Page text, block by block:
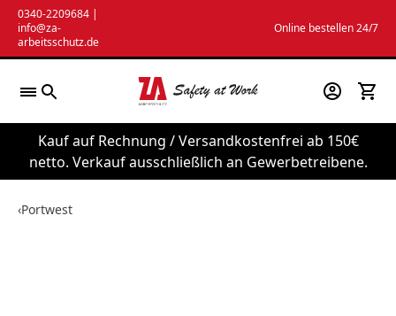
Zum
Inhalt
springen
0340-2209684 |
info@za-
arbeitsschutz.de
Online bestellen 24/7
Kauf auf Rechnung / Versandkostenfrei ab 150€
netto. Verkauf ausschließlich an Gewerbetreibene.
‹Portwest